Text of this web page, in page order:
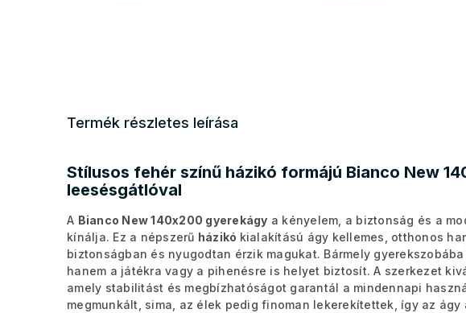
Termék részletes leírása
Stílusos fehér színű házikó formájú Bianco New
leesésgátlóval
A Bianco New 140x200 gyerekágy a kényelem, a biztonság és a
kínálja. Ez a népszerű házikó kialakítású ágy kellemes, otthonos
biztonságban és nyugodtan érzik magukat. Bármely
hanem a játékra vagy a pihenésre is helyet biztosít. A szerkezet
amely stabilitást és megbízhatóságot garantál a mindennapi
megmunkált, sima, az élek pedig finoman lekerekítettek, így az ágy